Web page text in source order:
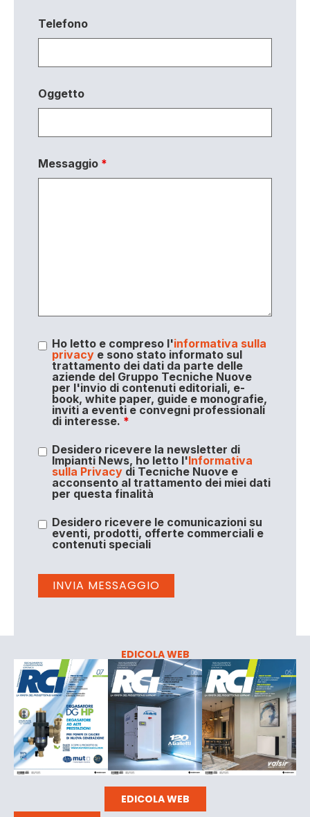
Telefono
Oggetto
Messaggio *
Ho letto e compreso l'informativa sulla
privacye sono stato informato sul
trattamento dei dati da parte delle
aziende del Gruppo Tecniche Nuove
per l'invio di contenuti editoriali, e-
book, white paper, guide e monografie,
inviti a eventi e convegni professionali
di interesse. *
Desidero ricevere la newsletter di
Impianti News, ho letto l'Informativa
sulla Privacydi Tecniche Nuove e
acconsento al trattamento dei miei dati
per questa finalità
Desidero ricevere le comunicazioni su
eventi, prodotti, offerte commerciali e
contenuti speciali
EDICOLA WEB
EDICOLA WEB